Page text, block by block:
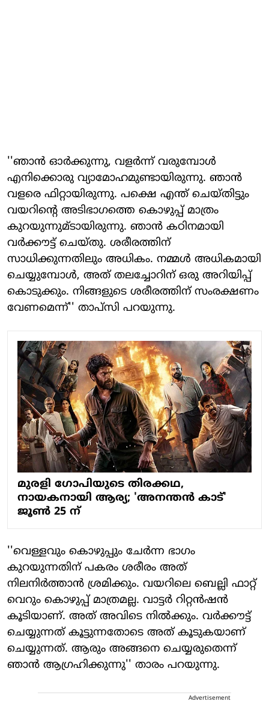
''ഞാന്‍ ഓര്‍ക്കുന്നു, വളര്‍ന്ന് വരുമ്പോള്‍
എനിക്കൊരു വ്യാമോഹമുണ്ടായിരുന്നു. ഞാന്‍
വളരെ ഫിറ്റായിരുന്നു. പക്ഷെ എന്ത് ചെയ്തിട്ടും
വയറിന്റെ അടിഭാഗത്തെ കൊഴുപ്പ് മാത്രം
കുറയുന്നുമ്ടായിരുന്നു. ഞാന്‍ കഠിനമായി
വര്‍ക്കൗട്ട് ചെയ്തു. ശരീരത്തിന്
സാധിക്കുന്നതിലും അധികം. നമ്മള്‍ അധികമായി
ചെയ്യുമ്പോള്‍, അത് തലച്ചോറിന് ഒരു അറിയിപ്പ്
കൊടുക്കും. നിങ്ങളുടെ ശരീരത്തിന് സംരക്ഷണം
വേണമെന്ന്'' താപ്‌സി പറയുന്നു.
മുരളി ഗോപിയുടെ തിരക്കഥ,
നായകനായി ആര്യ; 'അനന്തൻ കാട്'
ജൂൺ 25 ന്
''വെള്ളവും കൊഴുപ്പും ചേര്‍ന്ന ഭാഗം
കുറയുന്നതിന് പകരം ശരീരം അത്
നിലനിര്‍ത്താന്‍ ശ്രമിക്കും. വയറിലെ ബെല്ലി ഫാറ്റ്
വെറും കൊഴുപ്പ് മാത്രമല്ല. വാട്ടര്‍ റിറ്റന്‍ഷന്‍
കൂടിയാണ്. അത് അവിടെ നില്‍ക്കും. വര്‍ക്കൗട്ട്
ചെയ്യുന്നത് കൂട്ടുന്നതോടെ അത് കൂടുകയാണ്
ചെയ്യുന്നത്. ആരും അങ്ങനെ ചെയ്യരുതെന്ന്
ഞാന്‍ ആഗ്രഹിക്കുന്നു'' താരം പറയുന്നു.
Advertisement